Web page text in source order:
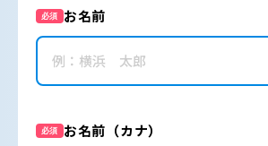
必須 お名前
必須 お名前（カナ）